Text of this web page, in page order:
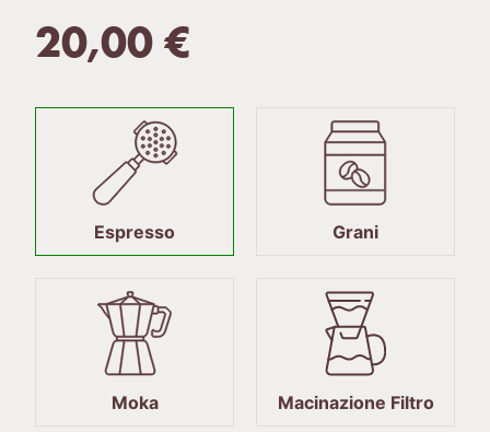
20,00 €
Espresso Grani
Moka Macinazione Filtro